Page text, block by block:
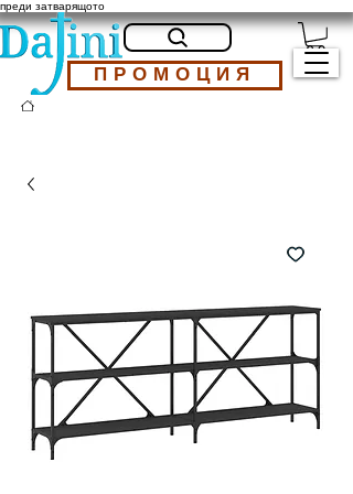
преди затварящото
ПРОМОЦИЯ